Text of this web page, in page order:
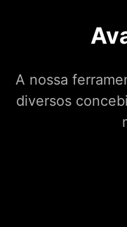
A nossa
diversos